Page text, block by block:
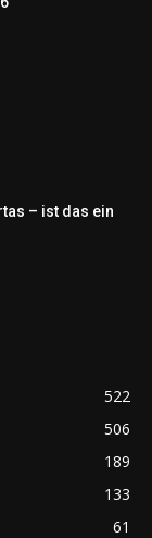
– ist das ein
522
506
189
133
61